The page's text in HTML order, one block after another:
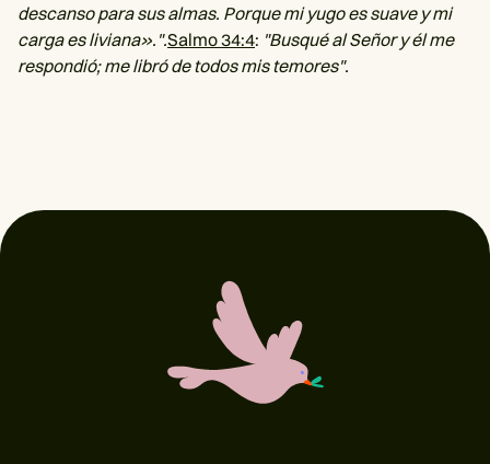
descanso para sus almas. Porque mi yugo es suave y mi
carga es liviana».".Salmo 34:4: "Busqué al Señor y él me
respondió; me libró de todos mis temores".